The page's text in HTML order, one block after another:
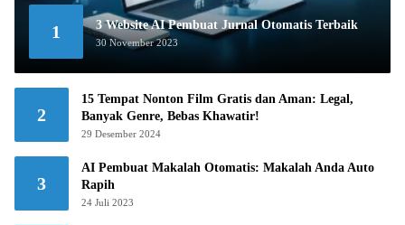
1 3 Website AI Pembuat Jurnal Otomatis Terbaik
30 November 2023
2
15 Tempat Nonton Film Gratis dan Aman: Legal,
Banyak Genre, Bebas Khawatir!
29 Desember 2024
3
AI Pembuat Makalah Otomatis: Makalah Anda Auto
Rapih
24 Juli 2023